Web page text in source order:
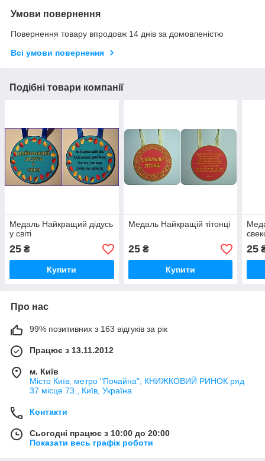
Умови повернення
Повернення товару впродовж 14 днів за домовленістю
Всі умови повернення
Подібні товари компанії
Медаль Найкращий дідусь
у світі
25 ₴
Купити
Медаль Найкращій тітонці
25₴
Купити
25
Про нас
99% позитивних з 163 відгуків за рік
Працює з 13.11.2012
м. Київ
Місто Київ, метро "Почайна", КНИЖКОВИЙ РИНОК ряд
37 місце 73., Київ, Україна
Контакти
Сьогодні працює з 10:00 до 20:00
Показати весь графік роботи